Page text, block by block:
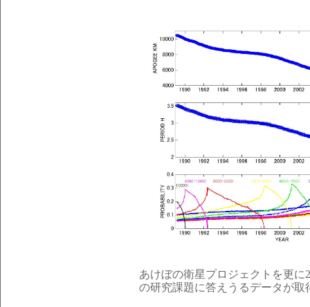
あけぼの衛星プロジェクトを更
の研究課題に答えうるデータが取